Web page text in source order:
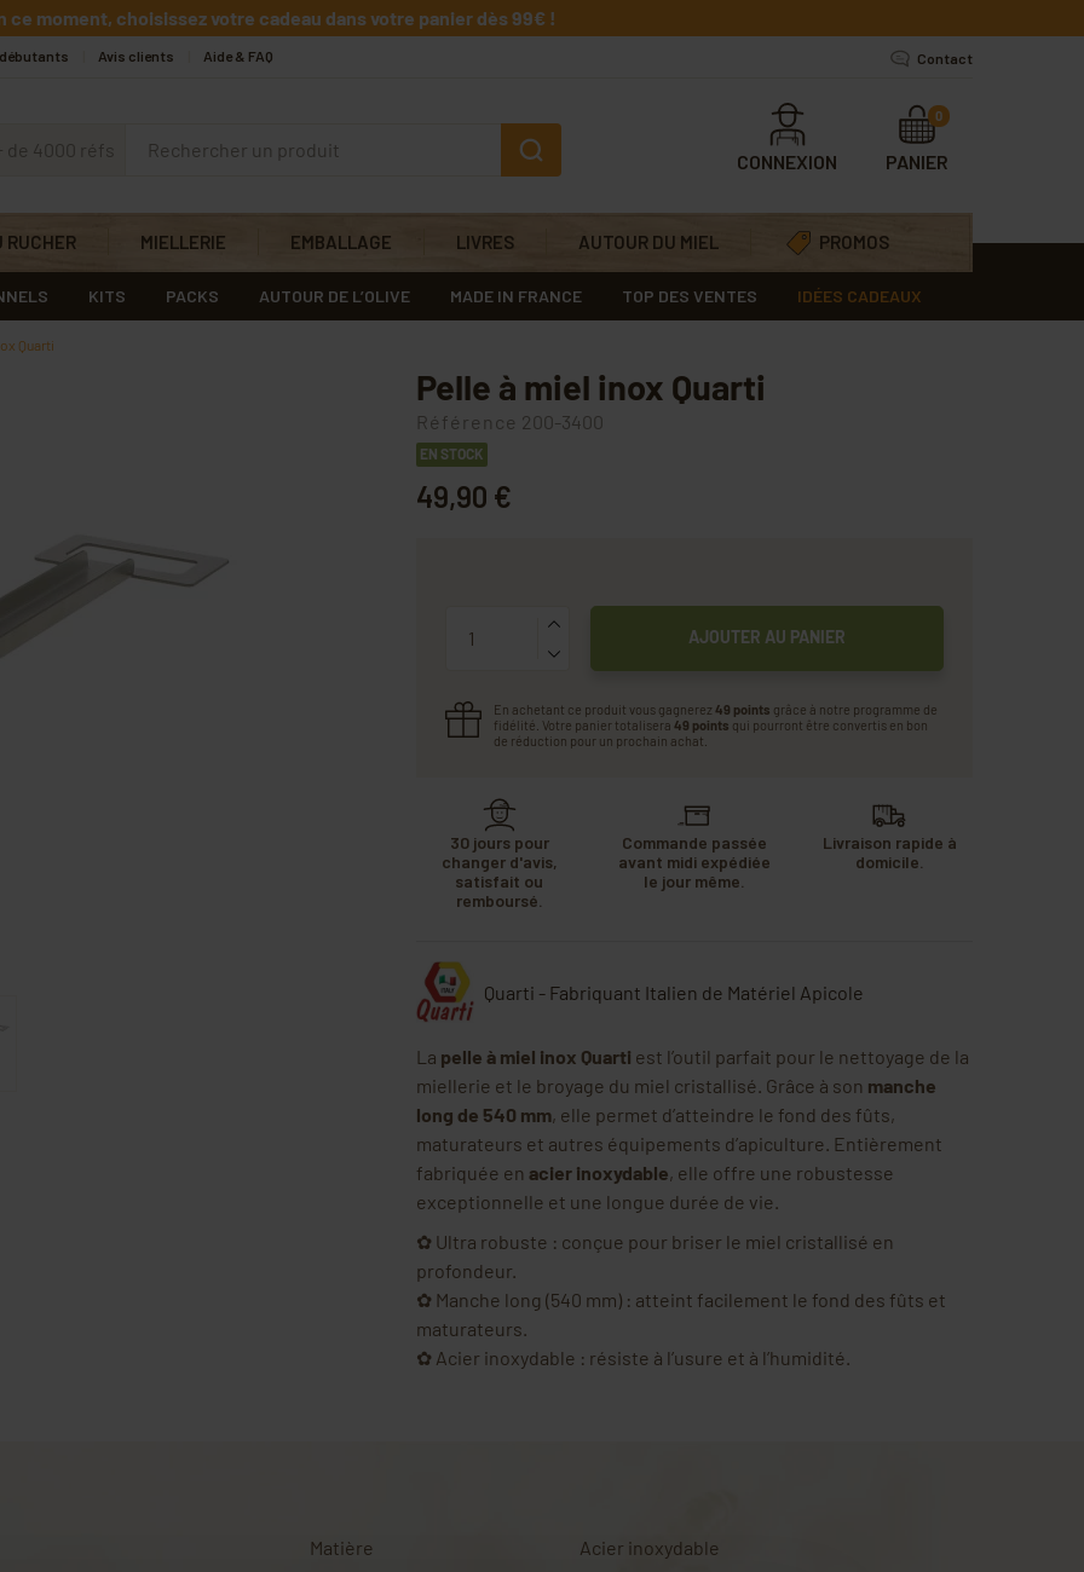
ce moment, choisissez votre cadeau dans votre panier dès 99€ !
débutants Avis clients Aide & FAQ Contact
de 4000 réfs
CONNEXION PANIER
0
RUCHER MIELLERIE EMBALLAGE LIVRES AUTOUR DU MIEL PROMOS
KITS PACKS AUTOUR DE L’OLIVE MADE IN FRANCE TOP DES VENTES IDÉES CADEAUX
Quarti
Pelle à miel inox Quarti
Référence 200-3400
EN STOCK
49,90 €
AJOUTER AU PANIER
En achetant ce produit vous gagnerez 49 points grâce à notre programme de
fidélité. Votre panier totalisera 49 points qui pourront être convertis en bon
de réduction pour un prochain achat.
30 jours pour
changer d'avis,
satisfait ou
remboursé.
Commande passée
avant midi expédiée
le jour même.
Livraison rapide à
domicile.
Quarti - Fabriquant Italien de Matériel Apicole
La pelle à miel inox Quarti est l’outil parfait pour le nettoyage de la
miellerie et le broyage du miel cristallisé. Grâce à son manche
long de 540 mm, elle permet d’atteindre le fond des fûts,
maturateurs et autres équipements d’apiculture. Entièrement
fabriquée en acier inoxydable, elle offre une robustesse
exceptionnelle et une longue durée de vie.
✿ Ultra robuste : conçue pour briser le miel cristallisé en
profondeur.
✿ Manche long (540 mm) : atteint facilement le fond des fûts et
maturateurs.
✿ Acier inoxydable : résiste à l’usure et à l’humidité.
Matière Acier inoxydable